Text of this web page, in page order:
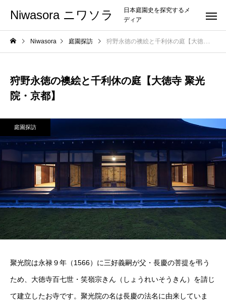
Niwasora ニワソラ
日本庭園史を探究するメ
ディア
Niwasora 庭園探訪 狩野永徳の襖絵と千利休の庭【大徳寺 聚光院・京都】
狩野永徳の襖絵と千利休の庭【大徳寺 聚光
院・京都】
庭園探訪
聚光院は永禄９年（1566）に三好義嗣が父・長慶の菩提を弔う
ため、大徳寺百七世・笑嶺宗きん（しょうれいそうきん）を請じ
て建立したお寺です。聚光院の名は長慶の法名に由来していま